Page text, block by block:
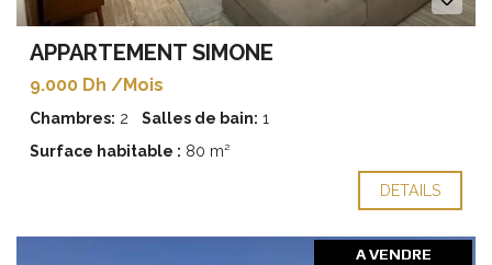
APPARTEMENT SIMONE
9.000 Dh /Mois
Chambres: 2 Salles de bain: 1
Surface habitable : 80 m²
DETAILS
A VENDRE